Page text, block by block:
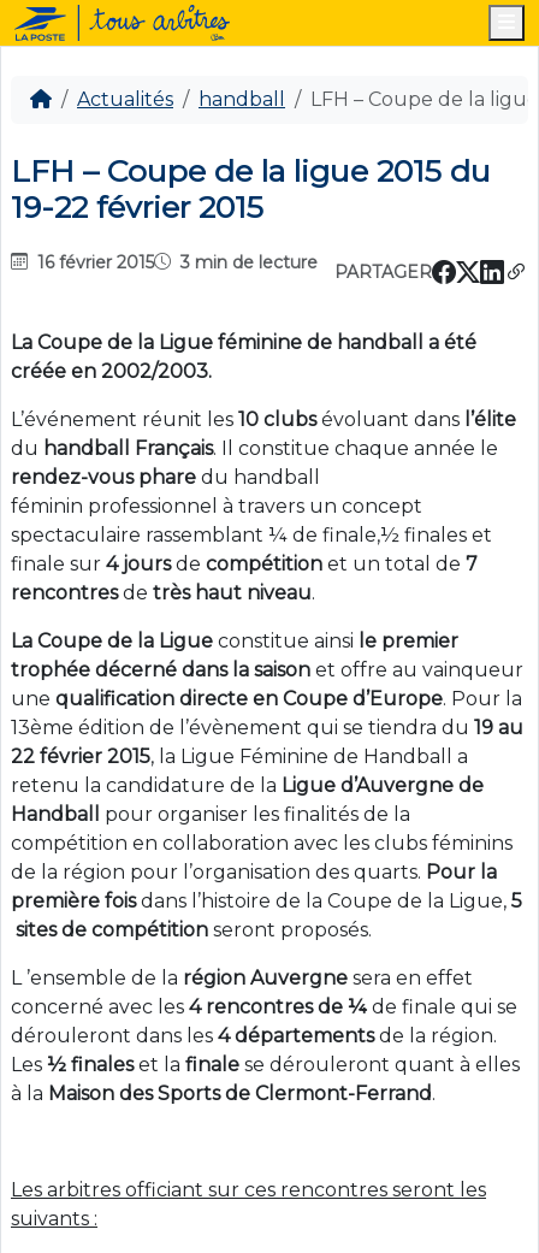
Actualités handball LFH – Coupe de la
LFH – Coupe de la ligue 2015 du
19-22 février 2015
16 février 2015 3 min de lecture PARTAGER
La Coupe de la Ligue féminine de handball a été
créée en 2002/2003.
L’événement réunit les 10 clubsévoluant dans l’élite
du handball Français. Il constitue chaque année le
rendez-vous phare du handball
féminin professionnel à travers un concept
spectaculaire rassemblant ¼ de finale,½ finales et
finale sur 4 joursde compétition et un total de 7
rencontresde très haut niveau.
La Coupe de la Ligue constitue ainsi le premier
trophée décerné dans la saison et offre au vainqueur
une qualification directe en Coupe d’Europe. Pour la
13ème édition de l’évènement qui se tiendra du 19 au
22 février 2015, la Ligue Féminine de Handball a
retenu la candidature de la Ligue d’Auvergne de
Handball
pour organiser les finalités de la
compétition en collaboration avec les clubs féminins
de la région pour l’organisation des quarts. Pour la
première foisdans l’histoire de la Coupe de la Ligue, 5
sites de compétition seront proposés.
L ’ensemble de la région Auvergne sera en effet
concerné avec les 4 rencontres de ¼ de finale qui se
dérouleront dans les 4 départementsde la région.
Les ½ finaleset la finale se dérouleront quant à elles
à la Maison des Sports de Clermont-Ferrand.
Les arbitres officiant sur ces rencontres seront les
suivants :